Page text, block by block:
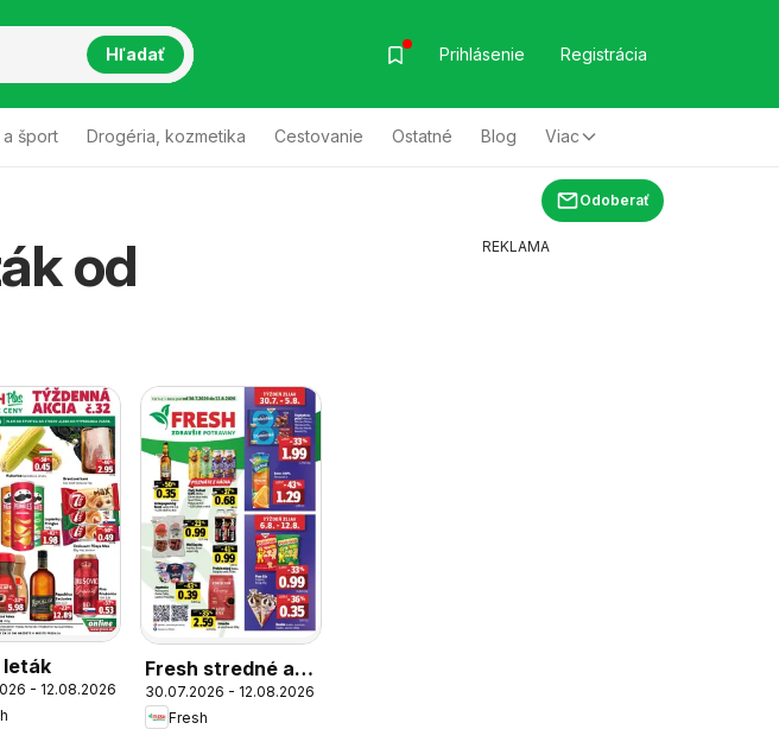
Hľadať Prihlásenie Registrácia
šport Drogéria, kozmetika Cestovanie Ostatné Blog Viac
Odoberať
od
leták
- 12.08.2026
Fresh stredné a
západné
Slovensko
30.07.2026 - 12.08.2026
Fresh
REKLAMA